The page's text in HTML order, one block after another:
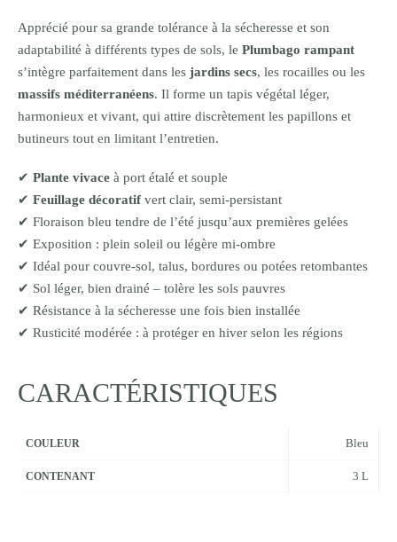
Apprécié pour sa grande tolérance à la sécheresse et son
adaptabilité à différents types de sols, le Plumbago rampant
s’intègre parfaitement dans les jardins secs, les rocailles ou les
massifs méditerranéens. Il forme un tapis végétal léger,
harmonieux et vivant, qui attire discrètement les papillons et
butineurs tout en limitant l’entretien.
✔ Plante vivace à port étalé et souple
✔ Feuillage décoratif vert clair, semi-persistant
✔ Floraison bleu tendre de l’été jusqu’aux premières gelées
✔ Exposition : plein soleil ou légère mi-ombre
✔ Idéal pour couvre-sol, talus, bordures ou potées retombantes
✔ Sol léger, bien drainé – tolère les sols pauvres
✔ Résistance à la sécheresse une fois bien installée
✔ Rusticité modérée : à protéger en hiver selon les régions
CARACTÉRISTIQUES
COULEUR Bleu
CONTENANT 3 L